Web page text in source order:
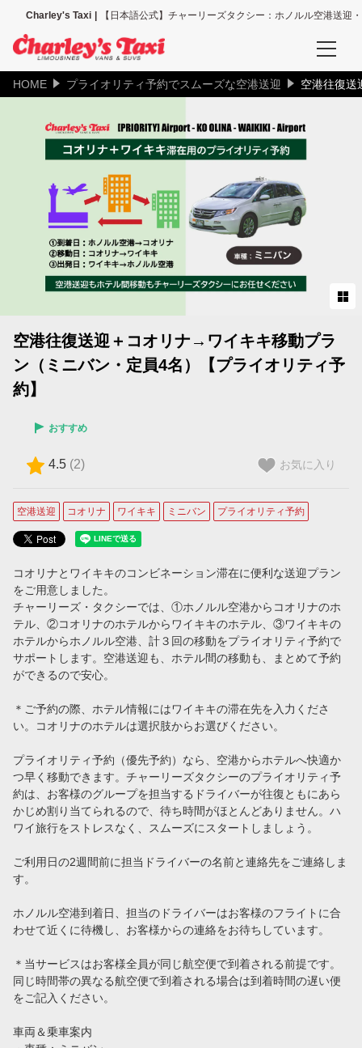
Charley's Taxi 【日本語公式】チャーリーズタクシー：ホノルル空港送迎
予約確認
タクシー配車の予約確認
空港送迎予約
ホノルル空港送迎（全て）
ホノルル空港＝ワイキキ地区
ホノルル空港＝カハラ地区
【コオリナ＋ワイキキ滞在用】プライオリティ予約（ミニバン）
【コオリナ＋ワイキキ滞在用】プライオリティ予約（SUV）
プライベートチャーター
タクシー予約
ご案内
空港定額料金をご利用のお客様（ホノルル空港到着時のご案内）
ホノルル空港でのWiFi使用方法
【ウエディング・家族旅行に最適】VIPタクシー送迎が安心・おすすめの理由＜ホノルル空港からホテル移動＞
会社案内
日本語
HOME プライオリティ予約でスムーズな空港送迎 空港往復
空港往復送迎＋コオリナ→ワイキキ移動プラ
ン（ミニバン・定員4名）【プライオリティ予
約】
おすすめ
4.5 (2) お気に入り
空港送迎 コオリナ ワイキキ ミニバン プライオリティ予約
コオリナとワイキキのコンビネーション滞在に便利な送迎プラン
をご用意しました。
チャーリーズ・タクシーでは、①ホノルル空港からコオリナのホ
テル、②コオリナのホテルからワイキキのホテル、③ワイキキの
ホテルからホノルル空港、計３回の移動をプライオリティ予約で
サポートします。空港送迎も、ホテル間の移動も、まとめて予約
ができるので安心。
＊ご予約の際、ホテル情報にはワイキキの滞在先を入力くださ
い。コオリナのホテルは選択肢からお選びください。
プライオリティ予約（優先予約）なら、空港からホテルへ快適か
つ早く移動できます。チャーリーズタクシーのプライオリティ予
約は、お客様のグループを担当するドライバーが往復ともにあら
かじめ割り当てられるので、待ち時間がほとんどありません。ハ
ワイ旅行をストレスなく、スムーズにスタートしましょう。
ご利用日の2週間前に担当ドライバーの名前と連絡先をご連絡しま
す。
ホノルル空港到着日、担当のドライバーはお客様のフライトに合
わせて近くに待機し、お客様からの連絡をお待ちしています。
＊当サービスはお客様全員が同じ航空便で到着される前提です。
同じ時間帯の異なる航空便で到着される場合は到着時間の遅い便
をご記入ください。
車両＆乗車案内